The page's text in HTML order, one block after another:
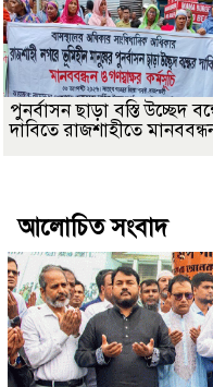
পুনর্বাসন ছাড়া বস্তি উচ্ছেদ
দাবিতে রাজশাহীতে
আলোচিত সংবাদ